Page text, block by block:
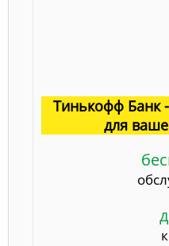
Тинькофф Банк
для